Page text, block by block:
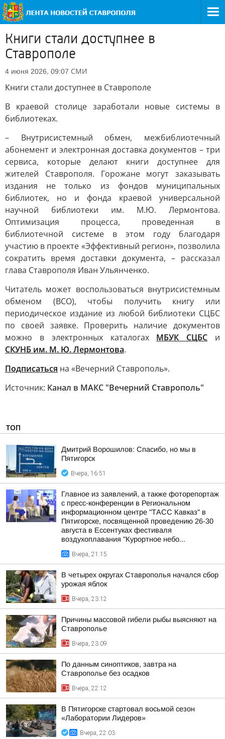
Книги стали доступнее в
Ставрополе
4 июня 2026, 09:07 СМИ
Книги стали доступнее в Ставрополе
В краевой столице заработали новые системы в
библиотеках.
– Внутрисистемный обмен, межбиблиотечный
абонемент и электронная доставка документов – три
сервиса, которые делают книги доступнее для
жителей Ставрополя. Горожане могут заказывать
издания не только из фондов муниципальных
библиотек, но и фонда краевой универсальной
научной библиотеки им. М.Ю. Лермонтова.
Оптимизация процесса, проведенная в
библиотечной системе в этом году благодаря
участию в проекте «Эффективный регион», позволила
сократить время доставки документа, – рассказал
глава Ставрополя Иван Ульянченко.
Читатель может воспользоваться внутрисистемным
обменом (ВСО), чтобы получить книгу или
периодическое издание из любой библиотеки СЦБС
по своей заявке. Проверить наличие документов
можно в электронных каталогах МБУК СЦБС и
СКУНБ им. М. Ю. Лермонтова.
Подписаться на «Вечерний Ставрополь».
Источник: Канал в МАКС "Вечерний Ставрополь"
ТОП
Дмитрий Ворошилов: Спасибо, но мы в
Пятигорск
Вчера, 16:51
Главное из заявлений, а также фоторепортаж
с пресс-конференции в Региональном
информационном центре "ТАСС Кавказ" в
Пятигорске, посвященной проведению 26-30
августа в Ессентуках фестиваля
воздухоплавания "Курортное небо...
Вчера, 21:15
В четырех округах Ставрополья начался сбор
урожая яблок
Вчера, 23:12
Причины массовой гибели рыбы выясняют на
Ставрополье
Вчера, 23:09
По данным синоптиков, завтра на
Ставрополье без осадков
Вчера, 22:12
В Пятигорске стартовал восьмой сезон
«Лаборатории Лидеров»
Вчера, 22:03